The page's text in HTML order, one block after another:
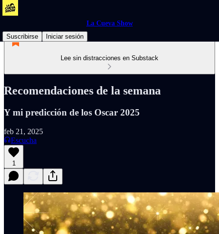
La Cueva Show
Suscribirse
Iniciar sesión
Lee sin distracciones en Substack
Recomendaciones de la semana
Y mi predicción de los Oscar 2025
feb 21, 2025
Escucha
1